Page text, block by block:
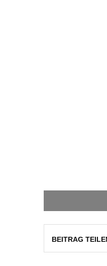
BEITRAG